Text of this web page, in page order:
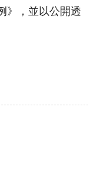
》，並以公開透